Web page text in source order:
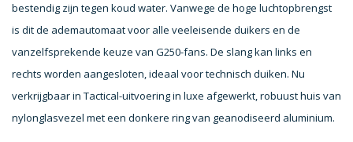
bestendig zijn tegen koud water. Vanwege de hoge luchtopbrengst
is dit de ademautomaat voor alle veeleisende duikers en de
vanzelfsprekende keuze van G250-fans. De slang kan links en
rechts worden aangesloten, ideaal voor technisch duiken. Nu
verkrijgbaar in Tactical-uitvoering in luxe afgewerkt, robuust huis van
nylonglasvezel met een donkere ring van geanodiseerd aluminium.